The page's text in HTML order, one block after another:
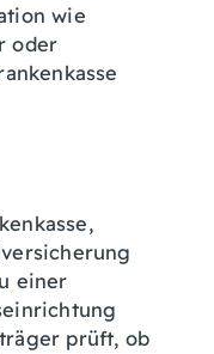
wie
oder
einer
prüft, ob